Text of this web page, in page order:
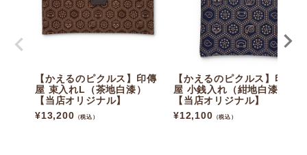
【かえるのピクルス】印傳
屋 束入れL（茶地白漆）
【当店オリジナル】
¥13,200 （税込）
【かえるのピクルス】印傳
屋 小銭入れ（紺地白漆）
【当店オリジナル】
¥12,100 （税込）